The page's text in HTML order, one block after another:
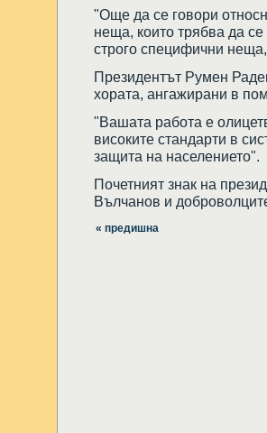
"Още да се говори
неща, които трябва да се
строго специфични
Президентът Румен
хората, ангажирани в
"Вашата работа е
високите стандарти в
защита на населението".
Почетният знак на
Вълчанов и
« предишна